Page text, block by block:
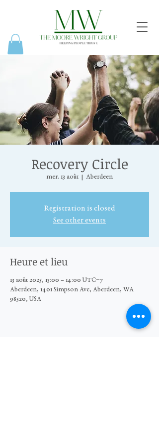
Recovery Circle
mer. 13 août
  |
Aberdeen
Registration is closed
See other events
Heure et lieu
13 août 2025, 13:00 – 14:00 UTC−7
Aberdeen, 1401 Simpson Ave, Aberdeen, WA
98520, USA